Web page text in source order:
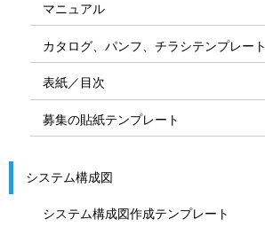
マニュアル
カタログ、パンフ、チラシテンプレート
表紙／目次
募集の貼紙テンプレート
システム構成図
システム構成図作成テンプレート